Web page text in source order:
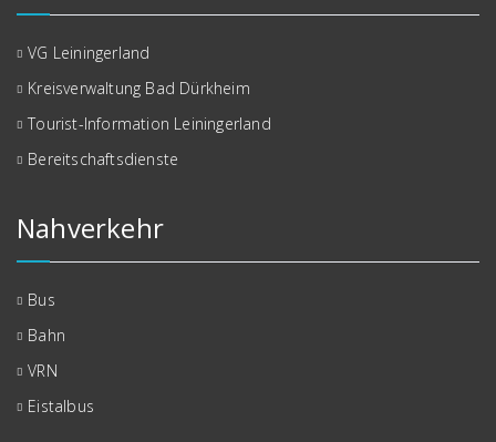
VG Leiningerland
Kreisverwaltung Bad Dürkheim
Tourist-Information Leiningerland
Bereitschaftsdienste
Nahverkehr
Bus
Bahn
VRN
Eistalbus